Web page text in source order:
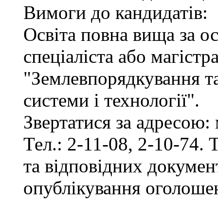
Вимоги до кандидатів:
Освіта повна вища за
спеціаліста або
"Землевпорядкування
системи і технології".
Звертатися за
Тел.: 2-11-08, 2-10-74.
та відповідних
опублікування